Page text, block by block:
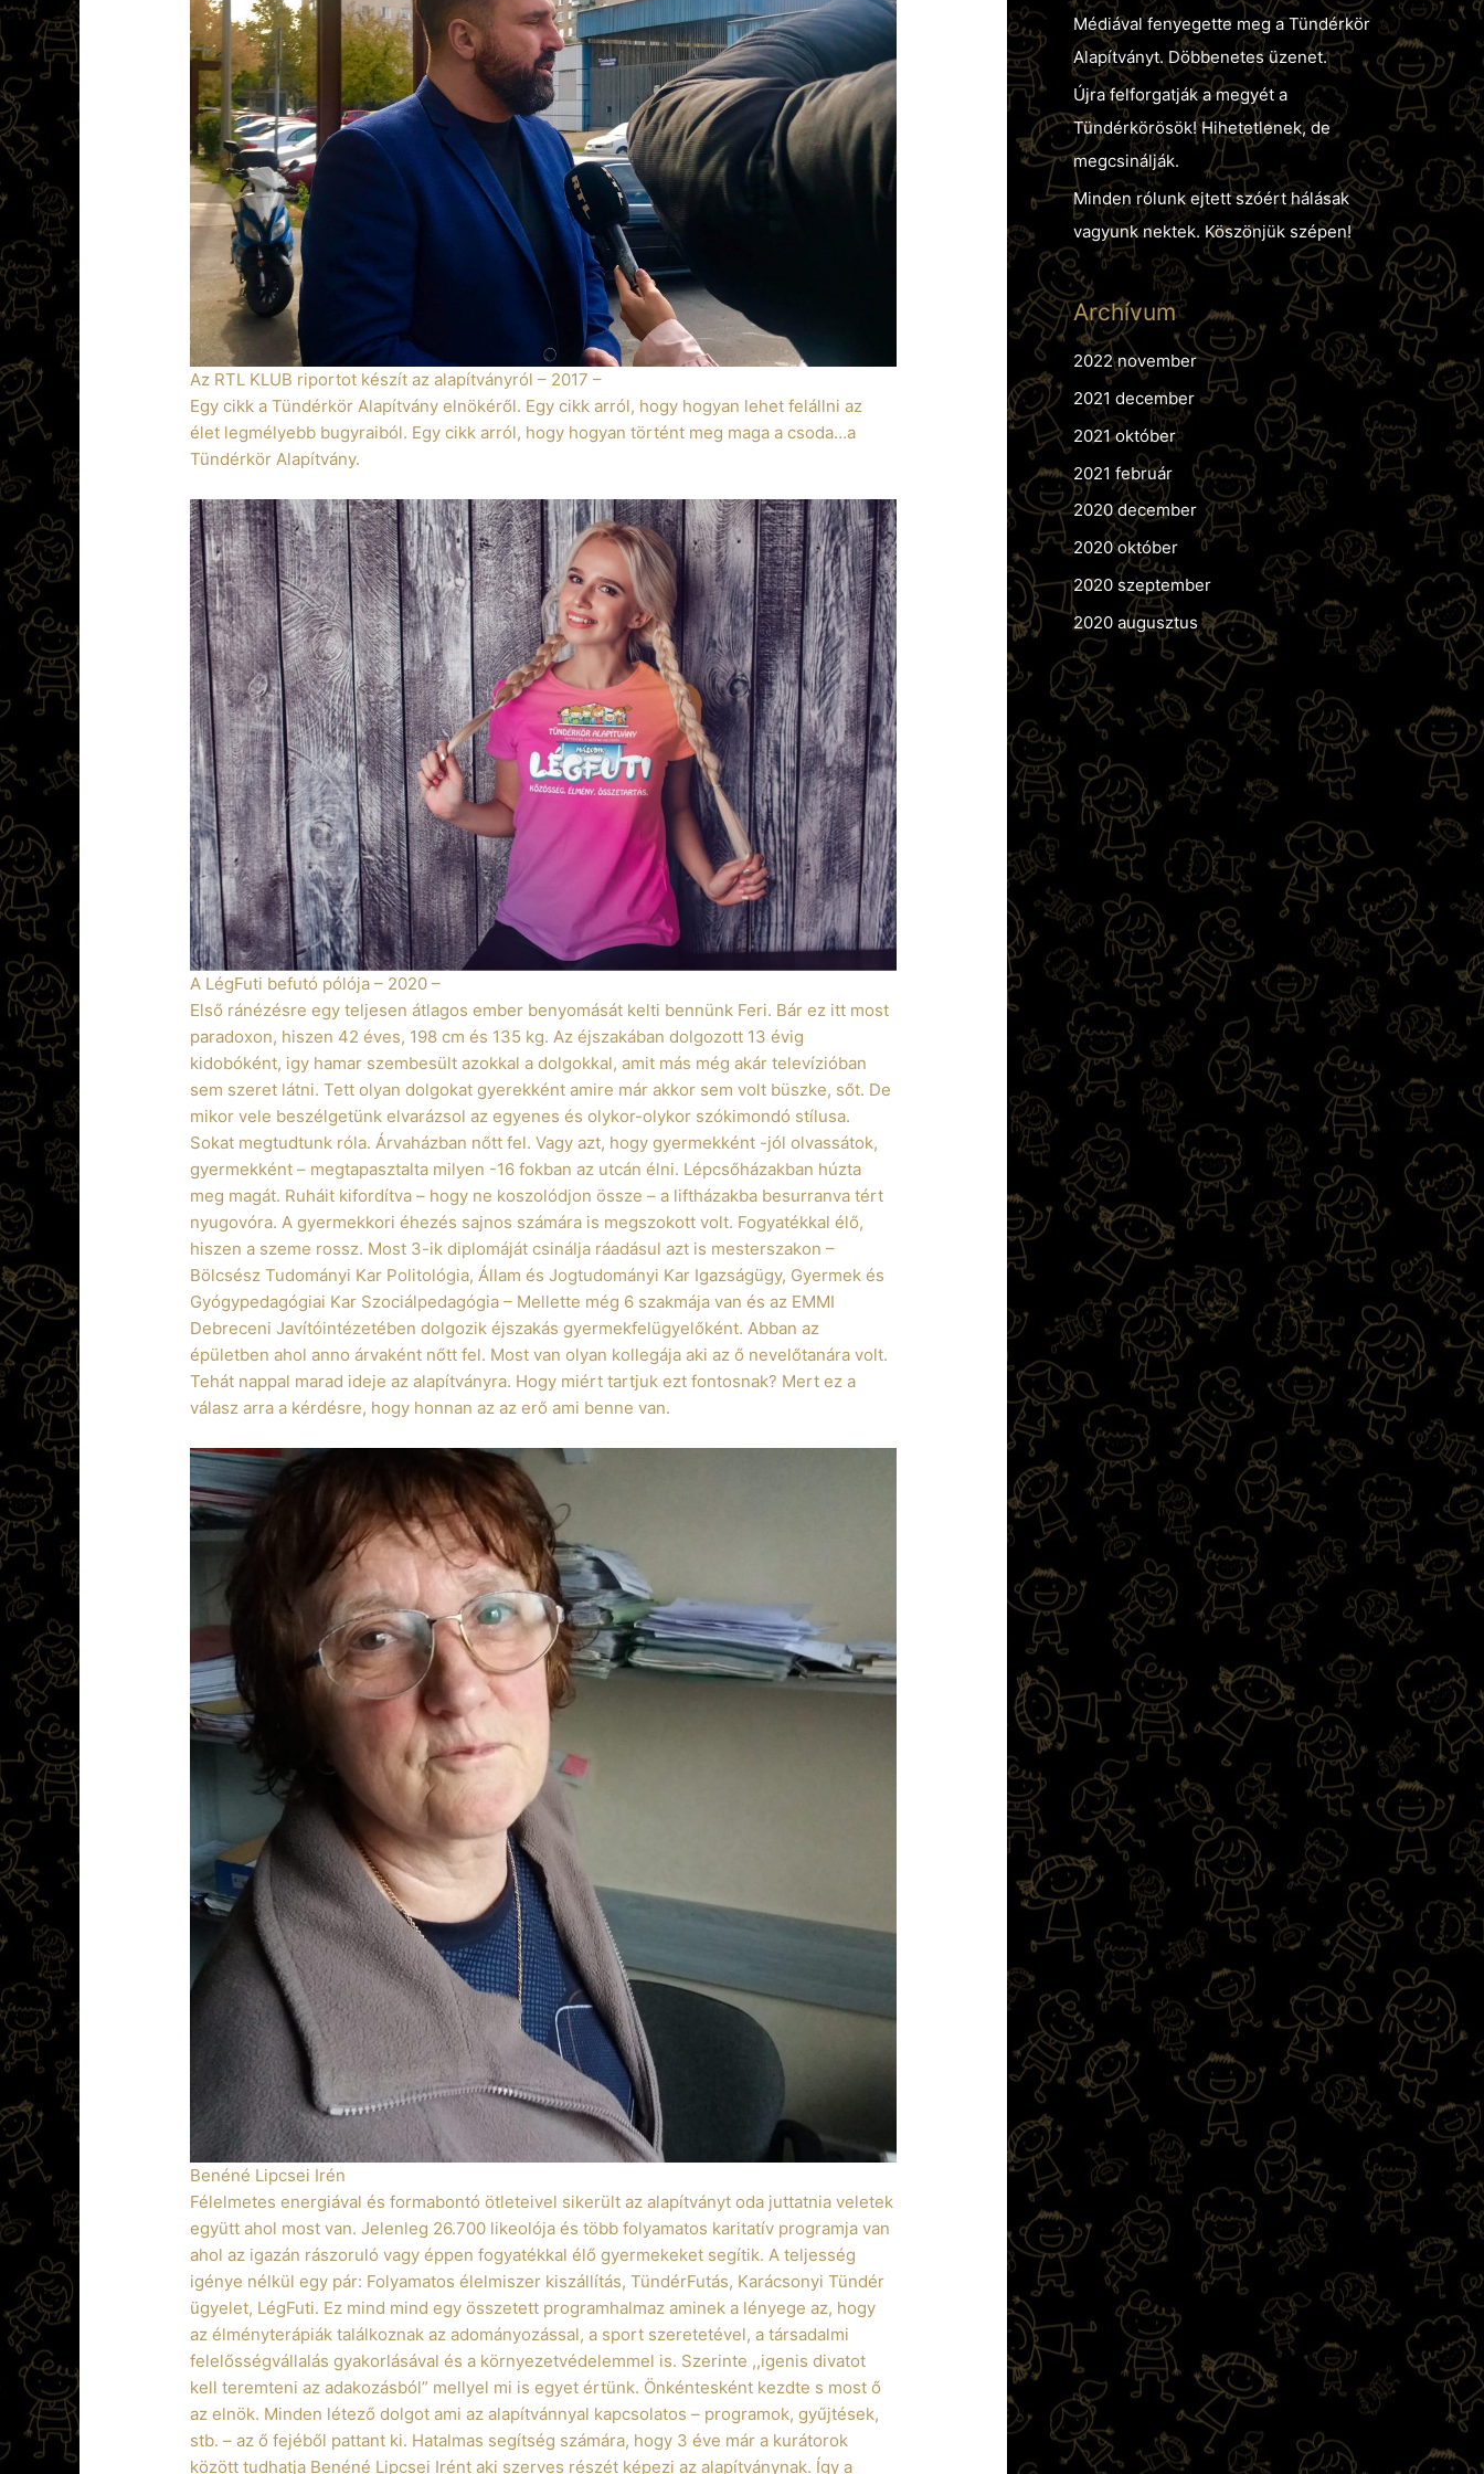
Az RTL KLUB riportot készít az alapítványról – 2017 –
Egy cikk a Tündérkör Alapítvány elnökéről. Egy cikk arról, hogy hogyan lehet felállni az
élet legmélyebb bugyraiból. Egy cikk arról, hogy hogyan történt meg maga a csoda…a
Tündérkör Alapítvány.
A LégFuti befutó pólója – 2020 –
Első ránézésre egy teljesen átlagos ember benyomását kelti bennünk Feri. Bár ez itt most
paradoxon, hiszen 42 éves, 198 cm és 135 kg. Az éjszakában dolgozott 13 évig
kidobóként, igy hamar szembesült azokkal a dolgokkal, amit más még akár televízióban
sem szeret látni. Tett olyan dolgokat gyerekként amire már akkor sem volt büszke, sőt. De
mikor vele beszélgetünk elvarázsol az egyenes és olykor-olykor szókimondó stílusa.
Sokat megtudtunk róla. Árvaházban nőtt fel. Vagy azt, hogy gyermekként -jól olvassátok,
gyermekként – megtapasztalta milyen -16 fokban az utcán élni. Lépcsőházakban húzta
meg magát. Ruháit kifordítva – hogy ne koszolódjon össze – a liftházakba besurranva tért
nyugovóra. A gyermekkori éhezés sajnos számára is megszokott volt. Fogyatékkal élő,
hiszen a szeme rossz. Most 3-ik diplomáját csinálja ráadásul azt is mesterszakon –
Bölcsész Tudományi Kar Politológia, Állam és Jogtudományi Kar Igazságügy, Gyermek és
Gyógypedagógiai Kar Szociálpedagógia – Mellette még 6 szakmája van és az EMMI
Debreceni Javítóintézetében dolgozik éjszakás gyermekfelügyelőként. Abban az
épületben ahol anno árvaként nőtt fel. Most van olyan kollegája aki az ő nevelőtanára volt.
Tehát nappal marad ideje az alapítványra. Hogy miért tartjuk ezt fontosnak? Mert ez a
válasz arra a kérdésre, hogy honnan az az erő ami benne van.
Benéné Lipcsei Irén
Félelmetes energiával és formabontó ötleteivel sikerült az alapítványt oda juttatnia veletek
együtt ahol most van. Jelenleg 26.700 likeolója és több folyamatos karitatív programja van
ahol az igazán rászoruló vagy éppen fogyatékkal élő gyermekeket segítik. A teljesség
igénye nélkül egy pár: Folyamatos élelmiszer kiszállítás, TündérFutás, Karácsonyi Tündér
ügyelet, LégFuti. Ez mind mind egy összetett programhalmaz aminek a lényege az, hogy
az élményterápiák találkoznak az adományozással, a sport szeretetével, a társadalmi
felelősségvállalás gyakorlásával és a környezetvédelemmel is. Szerinte ,,igenis divatot
kell teremteni az adakozásból” mellyel mi is egyet értünk. Önkéntesként kezdte s most ő
az elnök. Minden létező dolgot ami az alapítvánnyal kapcsolatos – programok, gyűjtések,
stb. – az ő fejéből pattant ki. Hatalmas segítség számára, hogy 3 éve már a kurátorok
között tudhatja Benéné Lipcsei Irént aki szerves részét képezi az alapítványnak. Így a
r
:
Médiával fenyegette meg a Tündérkör
Alapítványt. Döbbenetes üzenet.
Újra felforgatják a megyét a
Tündérkörösök! Hihetetlenek, de
megcsinálják.
Minden rólunk ejtett szóért hálásak
vagyunk nektek. Köszönjük szépen!
Archívum
2022 november
2021 december
2021 október
2021 február
2020 december
2020 október
2020 szeptember
2020 augusztus